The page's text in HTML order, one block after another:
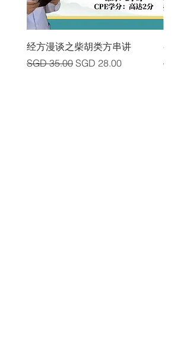
经方漫谈之柴胡类方串讲
Regular Price
SGD 35.00 Sale Price
SGD 28.00
各类
SGD